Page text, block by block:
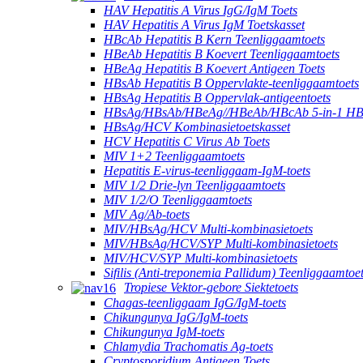
HAV Hepatitis A Virus IgG/IgM Toets
HAV Hepatitis A Virus IgM Toetskasset
HBcAb Hepatitis B Kern Teenliggaamtoets
HBeAb Hepatitis B Koevert Teenliggaamtoets
HBeAg Hepatitis B Koevert Antigeen Toets
HBsAb Hepatitis B Oppervlakte-teenliggaamtoets
HBsAg Hepatitis B Oppervlak-antigeentoets
HBsAg/HBsAb/HBeAg//HBeAb/HBcAb 5-in-1
HBsAg/HCV Kombinasietoetskasset
HCV Hepatitis C Virus Ab Toets
MIV 1+2 Teenliggaamtoets
Hepatitis E-virus-teenliggaam-IgM-toets
MIV 1/2 Drie-lyn Teenliggaamtoets
MIV 1/2/O Teenliggaamtoets
MIV Ag/Ab-toets
MIV/HBsAg/HCV Multi-kombinasietoets
MIV/HBsAg/HCV/SYP Multi-kombinasietoets
MIV/HCV/SYP Multi-kombinasietoets
Sifilis (Anti-treponemia Pallidum)
Tropiese Vektor-gebore Siektetoets
Chagas-teenliggaam IgG/IgM-toets
Chikungunya IgG/IgM-toets
Chikungunya IgM-toets
Chlamydia Trachomatis Ag-toets